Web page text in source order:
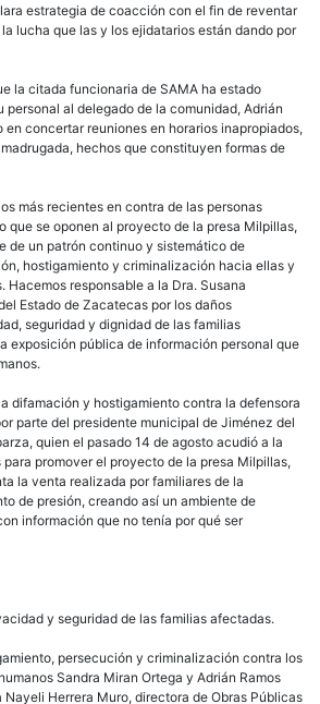
estrategia de coacción con el fin de reventar
lucha que las y los ejidatarios están dando por
la citada funcionaria de SAMA ha estado
personal al delegado de la comunidad, Adrián
en concertar reuniones en horarios inapropiados,
hechos que constituyen formas de
más recientes en contra de las personas
que se oponen al proyecto de la presa Milpillas,
de un patrón continuo y sistemático de
hostigamiento y criminalización hacia ellas y
Hacemos responsable a la Dra. Susana
Estado de Zacatecas por los daños
seguridad y dignidad de las familias
exposición pública de información personal que
difamación y hostigamiento contra la defensora
parte del presidente municipal de Jiménez del
quien el pasado 14 de agosto acudió a la
promover el proyecto de la presa Milpillas,
la venta realizada por familiares de la
de presión, creando así un ambiente de
información que no tenía por qué ser
y seguridad de las familias afectadas.
persecución y criminalización contra los
Sandra Miran Ortega y Adrián Ramos
Nayeli Herrera Muro, directora de Obras Públicas